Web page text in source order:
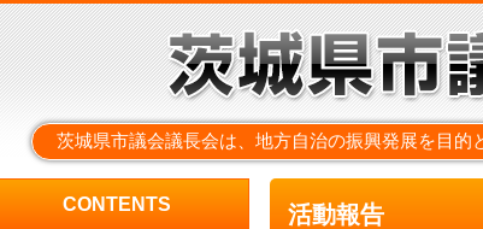
茨城県市議会議長会は、地方自治の振興発展を目的
CONTENTS 活動報告